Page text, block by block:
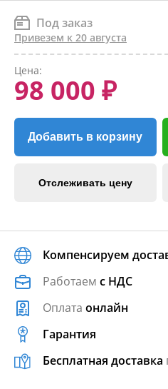
Под заказ
Привезем к 20 августа
Цена:
98 000 ₽
Добавить в корзину
Отслеживать цену
Компенсируем
Работаем с НДС
Оплата онлайн
Гарантия
Бесплатная доставка